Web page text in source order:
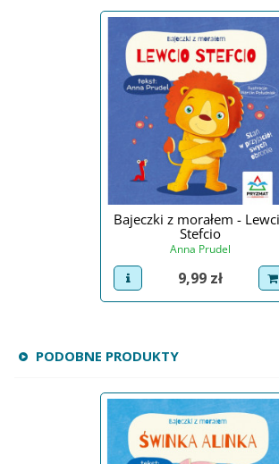
Bajeczki z morałem -
Stefcio
Anna Prudel
view product
Cena
9,99 zł
PODOBNE PRODUKTY